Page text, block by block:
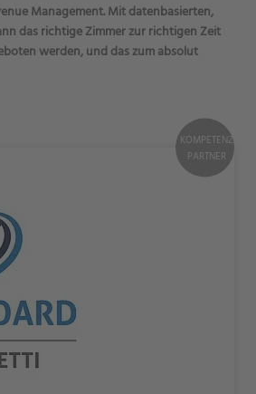
KOMPETENZ
PARTNER
Management. Mit datenbasierten,
das richtige Zimmer zur richtigen Zeit
werden, und das zum absolut